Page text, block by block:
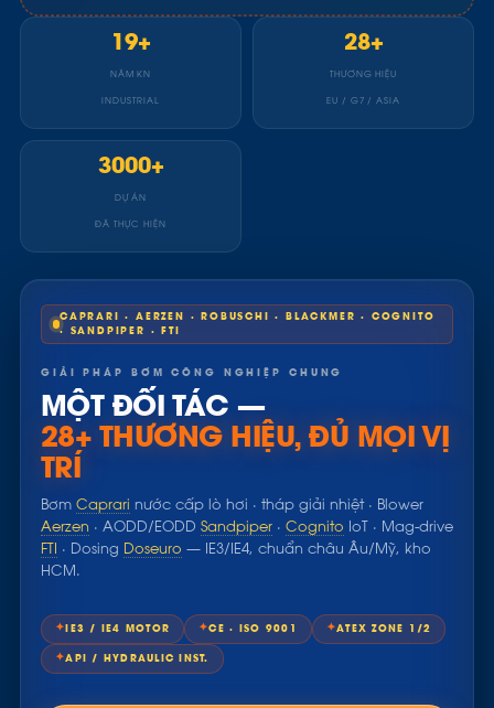
CAPRARI · AERZEN · ROBUSCHI · BLACKMER · COGNITO
· SANDPIPER · FTI
GIẢI PHÁP BƠM CÔNG NGHIỆP CHUNG
MỘT ĐỐI TÁC —
28+ THƯƠNG HIỆU, ĐỦ MỌI VỊ
TRÍ
Bơm Caprari nước cấp lò hơi · tháp giải nhiệt · Blower
Aerzen · AODD/EODD Sandpiper · Cognito IoT · Mag-drive
FTI
· Dosing Doseuro — IE3/IE4, chuẩn châu Âu/Mỹ, kho
HCM.
✦ IE3 / IE4 MOTOR ✦CE · ISO 9001 ✦ATEX ZONE 1/2
✦API / HYDRAULIC INST.
19+
NĂM KN
INDUSTRIAL
28+
THƯƠNG HIỆU
EU / G7 / ASIA
3000+
DỰ ÁN
ĐÃ THỰC HIỆN